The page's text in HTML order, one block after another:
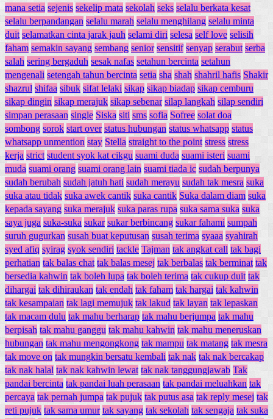
mana setia sejenis sekelip mata sekolah seks selalu berkata kesat
selalu berpandangan selalu marah selalu menghilang selalu minta
duit selamatkan cinta jarak jauh selami diri selesa self love selisih
faham semakin sayang sembang senior sensitif senyap serabut serba
salah sering bergaduh sesak nafas setahun bercinta setahun
mengenali setengah tahun bercinta setia sha shah shahril hafis Shakir
shazrul shifaa sibuk sifat lelaki sikap sikap biadap sikap cemburu
sikap dingin sikap merajuk sikap sebenar silap langkah silap sendiri
simpan perasaan single Siska siti sms sofia Sofree solat doa
sombong sorok start over status hubungan status whatsapp status
whatsapp unmention stay Stella straight to the point stress stress
kerja strict student syok kat cikgu suami duda suami isteri suami
muda suami orang suami orang lain suami tiada ic sudah berpunya
sudah berubah sudah jatuh hati sudah merayu sudah tak mesra suka
suka atau tidak suka awek cantik suka cantik Suka dalam diam suka
kepada sayang suka merajuk suka paras rupa suka sama suka suka
saya juga suka-suka sukar sukar berbincang sukar fahami sumpah
suruh gugurkan susah buat keputusan susah terima syaaa syahirah
syed afiq syirag syok sendiri tackle Tajman tak angkat call tak bagi
perhatian tak balas chat tak balas mesej tak berbalas tak berminat tak
bersedia kahwin tak boleh lupa tak boleh terima tak cukup duit tak
dihargai tak dihiraukan tak endah tak faham tak hargai tak kahwin
tak kesampaian tak lagi memujuk tak lakud tak layan tak lepaskan
tak macam dulu tak mahu berharap tak mahu berjumpa tak mahu
berpisah tak mahu ganggu tak mahu kahwin tak mahu meneruskan
hubungan tak mahu mengongkong tak mampu tak matang tak mesra
tak move on tak mungkin bersatu kembali tak nak tak nak bercakap
tak nak halal tak nak kahwin lewat tak nak tanggungjawab Tak
pandai bercinta tak pandai luah perasaan tak pandai meluahkan tak
percaya tak pernah jumpa tak pujuk tak putus asa tak reply mesej tak
reti pujuk tak sama umur tak sayang tak sekolah tak sengaja tak suka